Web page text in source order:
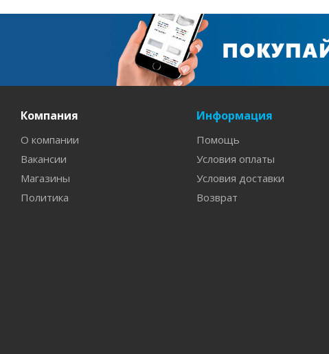
Компания
О компании
Вакансии
Магазины
Политика
Информация
Помощь
Условия оплаты
Условия доставки
Возврат